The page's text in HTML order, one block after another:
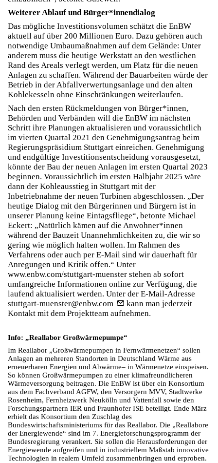
Weiterer Ablauf und Bürger*innendialog
Das mögliche Investitionsvolumen schätzt die EnBW
aktuell auf über 200 Millionen Euro. Dazu gehören auch
notwendige Umbaumaßnahmen auf dem Gelände: Unter
anderem muss die heutige Werkstatt an den westlichen
Rand des Areals verlegt werden, um Platz für die neuen
Anlagen zu schaffen. Während der Bauarbeiten würde der
Betrieb in der Abfallverwertungsanlage und den alten
Kohlekesseln ohne Einschränkungen weiterlaufen.
Nach den ersten Rückmeldungen von Bürger*innen,
Behörden und Verbänden will die EnBW im nächsten
Schritt ihre Planungen aktualisieren und voraussichtlich
im vierten Quartal 2021 den Genehmigungsantrag beim
Regierungspräsidium Stuttgart einreichen. Genehmigung
und endgültige Investitionsentscheidung vorausgesetzt,
könnte der Bau der neuen Anlagen im ersten Quartal 2023
beginnen. Voraussichtlich im ersten Halbjahr 2025 wäre
dann der Kohleausstieg in Stuttgart mit der
Inbetriebnahme der neuen Turbinen abgeschlossen. „Der
heutige Dialog mit den Bürgerinnen und Bürgern ist in
unserer Planung keine Eintagsfliege“, betonte Michael
Eckert: „Natürlich kämen auf die Anwohner*innen
während der Bauzeit Unannehmlichkeiten zu, die wir so
gering wie möglich halten wollen. Im Rahmen des
Verfahrens oder auch per E-Mail sind wir dauerhaft für
Anregungen und Kritik offen.“ Unter
www.enbw.com/stuttgart-muenster stehen ab sofort
umfangreiche Informationen online zur Verfügung, die
laufend aktualisiert werden. Unter der E-Mail-Adresse
stuttgart-muenster@enbw.com
kann man jederzeit
Kontakt mit dem Projektteam aufnehmen.
Info: „Reallabor Großwärmepumpe“
Im Reallabor „Großwärmepumpen in Fernwärmenetzen“ sollen
Anlagen an mehreren Standorten in Deutschland Wärme aus
erneuerbaren Energien und Abwärme– in Wärmenetze einspeisen.
So können Großwärmepumpen zu einer klimafreundlicheren
Wärmeversorgung beitragen. Die EnBW ist über ein Konsortium
aus dem Fachverband AGFW, den Versorgern MVV, Stadtwerke
Rosenheim, Fernheizwerk Neukölln und Vattenfall sowie den
Forschungspartnern IER und Fraunhofer ISE beteiligt. Ende März
erhielt das Konsortium den Zuschlag des
Bundeswirtschaftsministeriums für das Reallabor. Die „Reallabore
der Energiewende“ sind im 7. Energieforschungsprogramm der
Bundesregierung verankert. Sie sollen die Herausforderungen der
Energiewende aufgreifen und in industriellem Maßstab innovative
Technologien in realem Umfeld zusammenbringen und erproben.